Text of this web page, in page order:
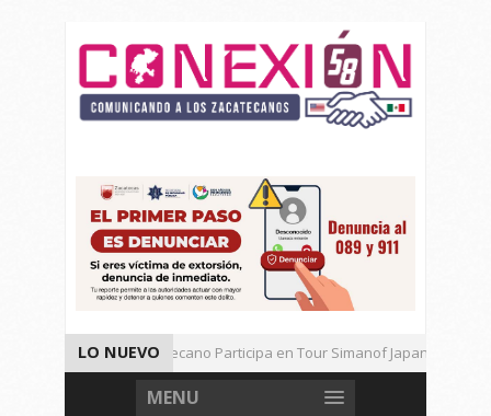
LO NUEVO
Universitario Zacatecano Participa en Tour Simanof Japan 2026
Implementa SAMA Estrategia de Reciclaje con Empresa PetStar
MENU